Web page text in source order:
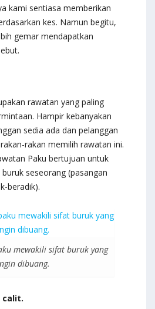
kami sentiasa memberikan
kes. Namun begitu,
gemar mendapatkan
rawatan yang paling
Hampir kebanyakan
sedia ada dan pelanggan
rakan memilih rawatan ini.
Paku bertujuan untuk
seseorang (pasangan
beradik).
mewakili sifat buruk yang
dibuang.
calit.